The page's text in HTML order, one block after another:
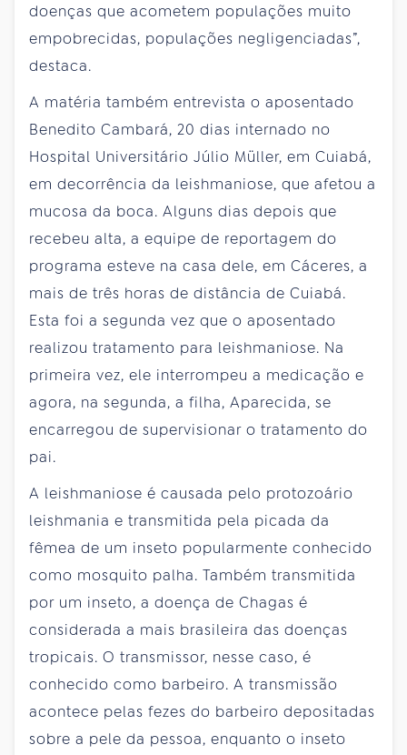
doenças que acometem populações muito
empobrecidas, populações negligenciadas”,
destaca.
A matéria também entrevista o aposentado
Benedito Cambará, 20 dias internado no
Hospital Universitário Júlio Müller, em Cuiabá,
em decorrência da leishmaniose, que afetou a
mucosa da boca. Alguns dias depois que
recebeu alta, a equipe de reportagem do
programa esteve na casa dele, em Cáceres, a
mais de três horas de distância de Cuiabá.
Esta foi a segunda vez que o aposentado
realizou tratamento para leishmaniose. Na
primeira vez, ele interrompeu a medicação e
agora, na segunda, a filha, Aparecida, se
encarregou de supervisionar o tratamento do
pai.
A leishmaniose é causada pelo protozoário
leishmania e transmitida pela picada da
fêmea de um inseto popularmente conhecido
como mosquito palha. Também transmitida
por um inseto, a doença de Chagas é
considerada a mais brasileira das doenças
tropicais. O transmissor, nesse caso, é
conhecido como barbeiro. A transmissão
acontece pelas fezes do barbeiro depositadas
sobre a pele da pessoa, enquanto o inseto